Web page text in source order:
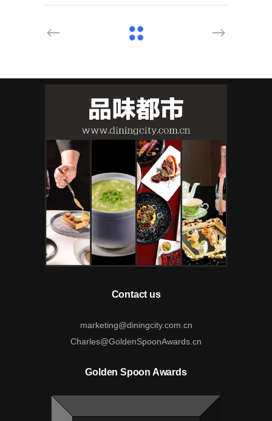
Contact us
marketing@diningcity.com.cn
Charles@GoldenSpoonAwards.cn
Golden Spoon Awards